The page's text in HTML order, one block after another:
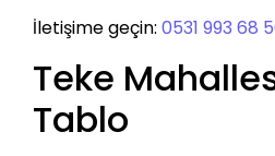
İletişime geçin: 0531 993 68
Teke
Tablo